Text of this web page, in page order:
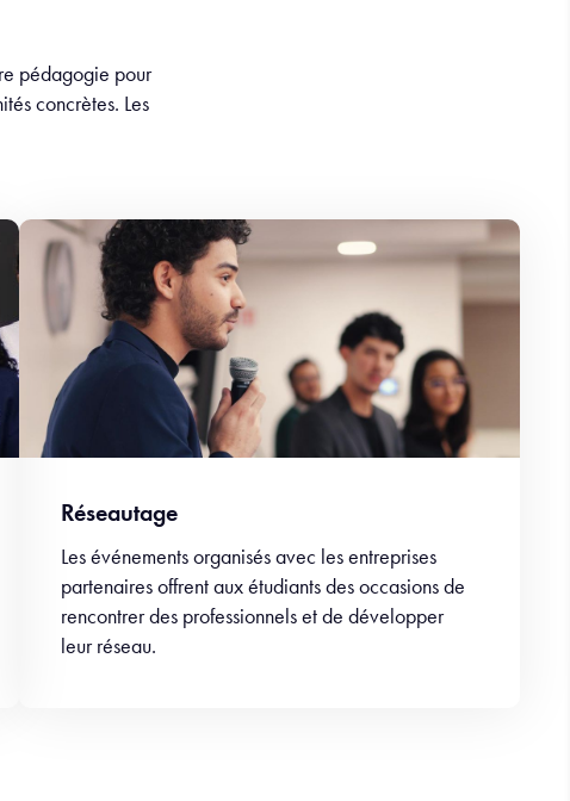
pédagogie pour
concrètes. Les
Réseautage
Les événements organisés avec les entreprises
partenaires offrent aux étudiants des occasions de
rencontrer des professionnels et de développer
leur réseau.